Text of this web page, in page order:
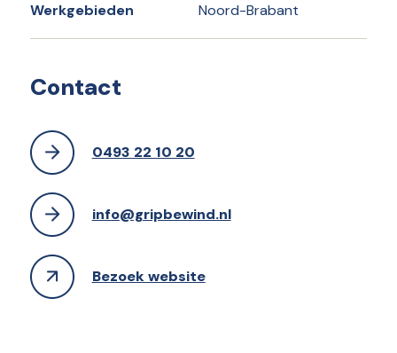
Werkgebieden Noord-Brabant
Contact
0493 22 10 20
info@gripbewind.nl
Bezoek website